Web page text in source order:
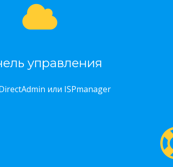
управления
или ISPmanager